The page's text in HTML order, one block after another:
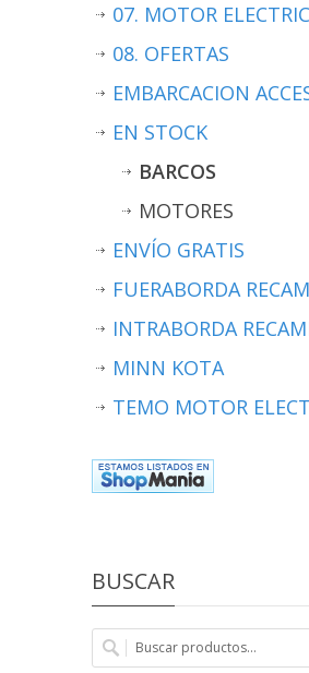
07. MOTOR
08. OFERTAS
EMBARCACION
EN STOCK
BARCOS
MOTORES
ENVÍO GRATIS
FUERABORDA
INTRABORDA
MINN KOTA
TEMO MOTOR
BUSCAR